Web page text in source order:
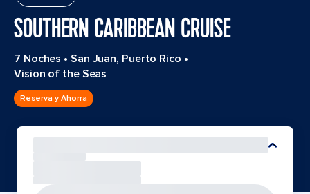
SOUTHERN CARIBBEAN CRUISE
7 Noches • San Juan, Puerto Rico •
Vision of the Seas
Reserva y Ahorra